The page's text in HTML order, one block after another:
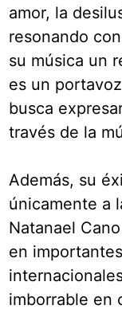
amor, la
resonando
su música un
es un
busca
través de la
Además, su
únicamente a
Natanael
en
imborrable en